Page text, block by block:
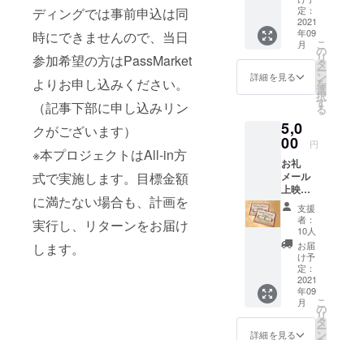
ディングでは事前申込は同
時にできませんので、当日
参加希望の方はPassMarket
よりお申し込みください。
（記事下部に申し込みリン
クがございます）
※本プロジェクトはAll-in方
式で実施します。目標金額
に満たない場合も、計画を
実行し、リターンをお届け
します。
月〜10月に2
週間にわた
り開催する
試みが『水
戸クリエイ
ティヴ
ク』。今年
で11年目の
開催となり
コロナ禍
後、価値観
やまちの様
相が代わり
文化のあり
方も変容し
つつありま
す。新市民
の種類
が届く
かはお
楽し
み!） ※
必ず備
考欄に
「表示
名前」
をご記
入くだ
さい。
定：
2021
年09
月
詳細を見る
こ
の
リ
タ
ー
ン
を
選
択
す
る
5,0
00 円
お礼
メール
上映時
名前表
示
（中）
バッヂ1
個（ど
の種類
が届く
かはお
楽し
み!） シ
ネポー
支援
者：
10人
お届
け予
定：
2021
年09
月
詳細を見る
こ
の
リ
タ
ー
ン